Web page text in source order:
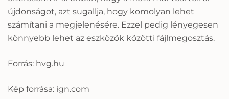
újdonságot, azt sugallja, hogy komolyan lehet
számítani a megjelenésére. Ezzel pedig lényegesen
könnyebb lehet az eszközök közötti fájlmegosztás.
Forrás: hvg.hu
Kép forrása: ign.com